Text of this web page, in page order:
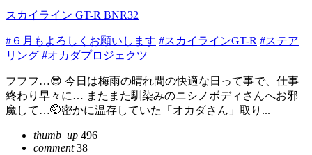
スカイライン GT-R BNR32
#６月もよろしくお願いします #スカイラインGT-R #ステア
リング #オカダプロジェクツ
フフフ…😎 今日は梅雨の晴れ間の快適な日って事で、仕事
終わり早々に… またまた馴染みのニシノボディさんへお邪
魔して…🤭密かに温存していた「オカダさん」取り...
thumb_up 496
comment38